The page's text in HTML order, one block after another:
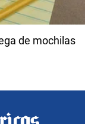
de mochilas